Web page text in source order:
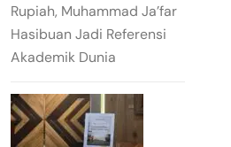
Rupiah, Muhammad Ja’far
Hasibuan Jadi Referensi
Akademik Dunia